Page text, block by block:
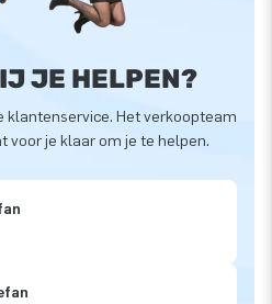
JE HELPEN?
klantenservice. Het verkoopteam
voor je klaar om je te helpen.